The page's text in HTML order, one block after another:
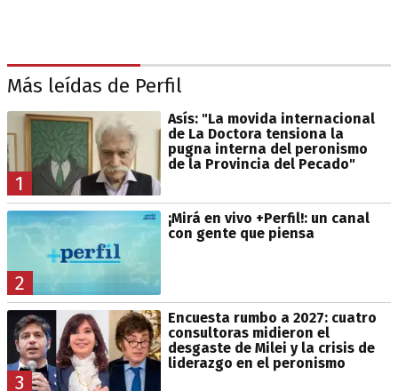
Más leídas de Perfil
1
Asís: "La movida internacional
de La Doctora tensiona la
pugna interna del peronismo
de la Provincia del Pecado"
2
¡Mirá en vivo +Perfil!: un canal
con gente que piensa
3
Encuesta rumbo a 2027: cuatro
consultoras midieron el
desgaste de Milei y la crisis de
liderazgo en el peronismo